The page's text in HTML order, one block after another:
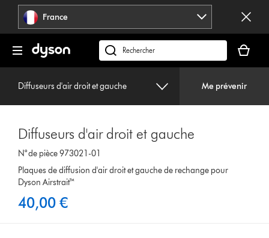
Sauter
pages
France
Rechercher
des
produits
panier
est
Diffuseurs d'air droit et gauche Me prévenir
Diffuseurs d'air droit et gauche
N° de pièce 973021-01
Plaques de diffusion d'air droit et gauche de rechange pour
Dyson Airstrait™
40,00 €